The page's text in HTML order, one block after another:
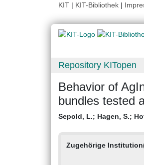
KIT | KIT-Bibliothek |
Repository KITopen
Behavior of
bundles tested
Sepold, L.; Hagen, S.;
Zugehörige